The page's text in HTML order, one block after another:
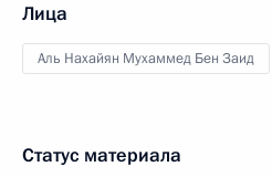
Лица
Аль Нахайян Мухаммед Бен Заид
Статус материала